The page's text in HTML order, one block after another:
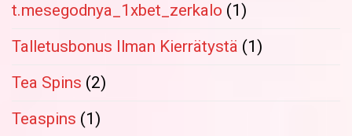
t.mesegodnya_1xbet_zerkalo (1)
Talletusbonus Ilman Kierrätystä (1)
Tea Spins (2)
Teaspins (1)